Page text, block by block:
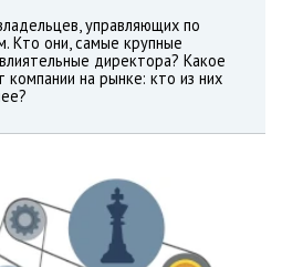
управляющих по
Кто они, самые крупные
директора? Какое
на рынке: кто из них